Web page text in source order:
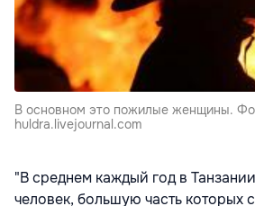
В основном это пожилые женщины.
huldra.livejournal.com
"В среднем каждый год в
человек, большую часть которых